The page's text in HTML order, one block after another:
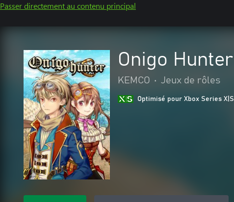
Passer directement au contenu principal
Onigo Hunter
KEMCO • Jeux de rôles
Optimisé pour Xbox Series X|S